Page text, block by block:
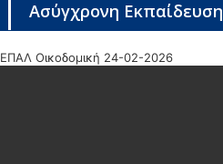
Ασύγχρονη Εκπαίδευση
ΕΠΑΛ Οικοδομική 24-02-2026